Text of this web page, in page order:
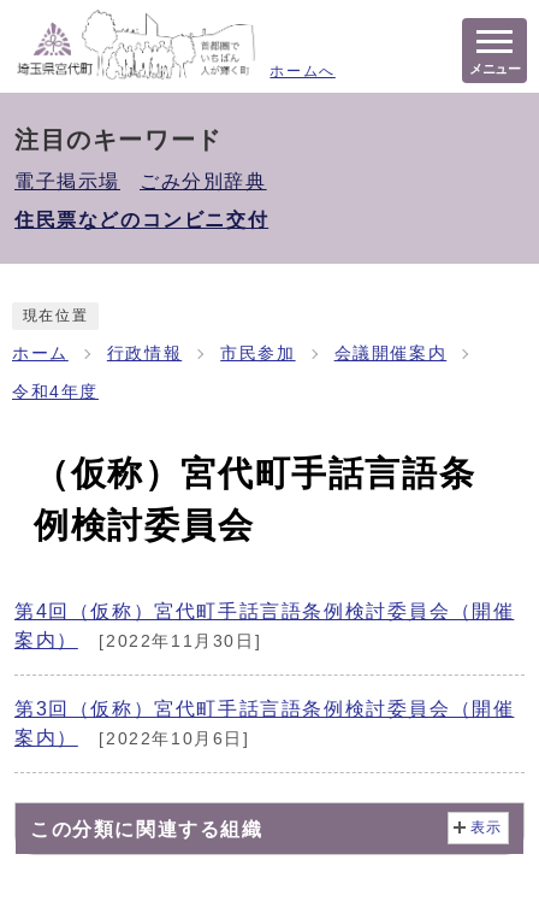
ホームへ メニュー
注目のキーワード
電子掲示場
ごみ分別辞典
住民票などのコンビニ交付
現在位置
ホーム 行政情報 市民参加 会議開催案内
令和4年度
（仮称）宮代町手話言語条
例検討委員会
第4回（仮称）宮代町手話言語条例検討委員会（開催
案内）
[2022年11月30日]
第3回（仮称）宮代町手話言語条例検討委員会（開催
案内）
[2022年10月6日]
この分類に関連する組織 表示